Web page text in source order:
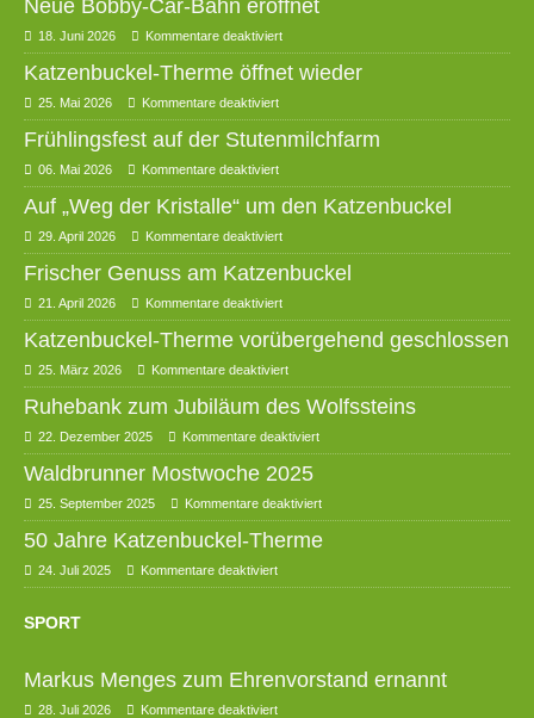
Neue Bobby-Car-Bahn eröffnet
18. Juni 2026 Kommentare deaktiviert
Katzenbuckel-Therme öffnet wieder
25. Mai 2026 Kommentare deaktiviert
Frühlingsfest auf der Stutenmilchfarm
06. Mai 2026 Kommentare deaktiviert
Auf „Weg der Kristalle“ um den Katzenbuckel
29. April 2026 Kommentare deaktiviert
Frischer Genuss am Katzenbuckel
21. April 2026 Kommentare deaktiviert
Katzenbuckel-Therme vorübergehend geschlossen
25. März 2026 Kommentare deaktiviert
Ruhebank zum Jubiläum des Wolfssteins
22. Dezember 2025 Kommentare deaktiviert
Waldbrunner Mostwoche 2025
25. September 2025 Kommentare deaktiviert
50 Jahre Katzenbuckel-Therme
24. Juli 2025 Kommentare deaktiviert
SPORT
Markus Menges zum Ehrenvorstand ernannt
28. Juli 2026 Kommentare deaktiviert